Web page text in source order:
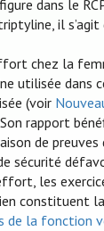
dans le
il
chez la
utilisée dans
(voir
Son rapport
de
sécurité
les
constituent
de la fonction